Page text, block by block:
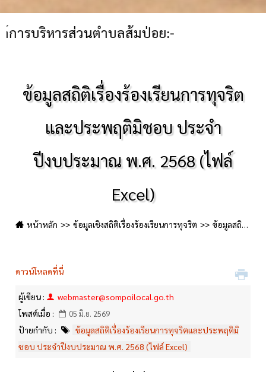
นตำบลส้มป่อย:-
ข้อมูลสถิติเรื่องร้องเรียนการทุจริต
และประพฤติมิชอบ ประจำ
ปีงบประมาณ พ.ศ. 2568 (ไฟล์
Excel)
หน้าหลัก ข้อมูลเชิงสถิติเรื่องร้องเรียนการทุจริต ข้อมูลสถิติเรื่องร้องเรียนการทุจริตและประพฤติมิชอบ ประจำปีงบประมาณ พ.ศ. 2568 (ไฟล์ Excel)
ดาวน์โหลดที่นี่
ผู้เขียน :
webmaster@sompoilocal.go.th
โพสต์เมื่อ :
05 มิ.ย. 2569
ป้ายกำกับ :
ข้อมูลสถิติเรื่องร้องเรียนการทุจริตและประพฤติมิ
ชอบ ประจำปีงบประมาณ พ.ศ. 2568 (ไฟล์ Excel)